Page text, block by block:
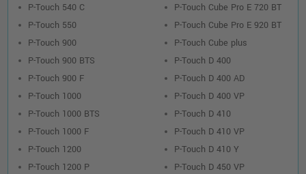
P-Touch 540 C
P-Touch 550
P-Touch 900
P-Touch 900 BTS
P-Touch 900 F
P-Touch 1000
P-Touch 1000 BTS
P-Touch 1000 F
P-Touch 1200
P-Touch 1200 P
P-Touch Cube Pro E 720 BT
P-Touch Cube Pro E 920 BT
P-Touch Cube plus
P-Touch D 400
P-Touch D 400 AD
P-Touch D 400 VP
P-Touch D 410
P-Touch D 410 VP
P-Touch D 410 Y
P-Touch D 450 VP